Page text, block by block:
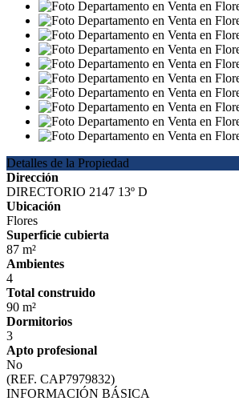
Detalles de la Propiedad
Dirección
DIRECTORIO 2147 13º D
Ubicación
Flores
Superficie cubierta
87 m²
Ambientes
4
Total construido
90 m²
Dormitorios
3
Apto profesional
No
(REF. CAP7979832)
INFORMACIÓN BÁSICA